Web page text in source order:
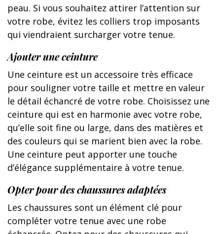
peau. Si vous souhaitez attirer l’attention sur
votre robe, évitez les colliers trop imposants
qui viendraient surcharger votre tenue.
Ajouter une ceinture
Une ceinture est un accessoire très efficace
pour souligner votre taille et mettre en valeur
le détail échancré de votre robe. Choisissez une
ceinture qui est en harmonie avec votre robe,
qu’elle soit fine ou large, dans des matières et
des couleurs qui se marient bien avec la robe.
Une ceinture peut apporter une touche
d’élégance supplémentaire à votre tenue.
Opter pour des chaussures adaptées
Les chaussures sont un élément clé pour
compléter votre tenue avec une robe